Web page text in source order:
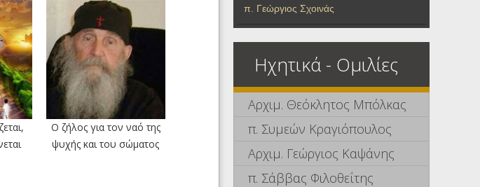
Ο ζήλος για τον ναό της
ψυχής και του σώματος
π. Γεώργιος Σχοινάς
Ηχητικά - Ομιλίες
Αρχιμ. Θεόκλητος Μπόλκας
π. Συμεών Κραγιόπουλος
Αρχιμ. Γεώργιος Καψάνης
π. Σάββας Φιλοθεΐτης